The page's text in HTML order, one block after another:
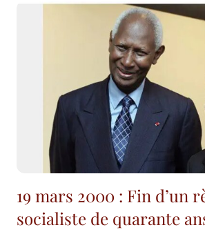
19 mars 2000 : Fin d’un
socialiste de quarante